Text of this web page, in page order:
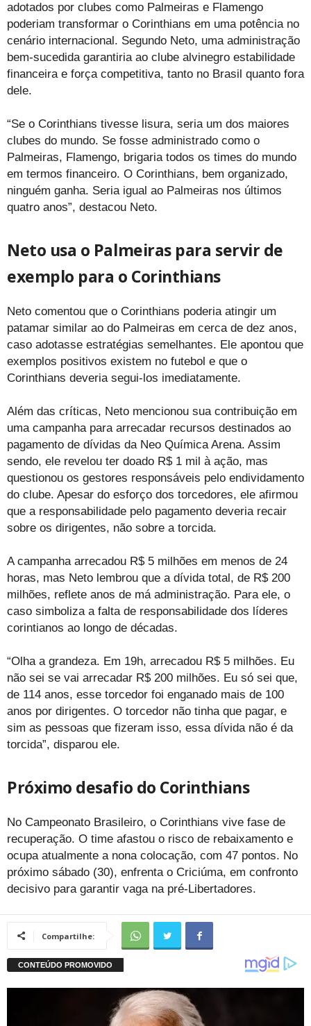
adotados por clubes como Palmeiras e Flamengo
poderiam transformar o Corinthians em uma potência no
cenário internacional. Segundo Neto, uma administração
bem-sucedida garantiria ao clube alvinegro estabilidade
financeira e força competitiva, tanto no Brasil quanto fora
dele.
“Se o Corinthians tivesse lisura, seria um dos maiores
clubes do mundo. Se fosse administrado como o
Palmeiras, Flamengo, brigaria todos os times do mundo
em termos financeiro. O Corinthians, bem organizado,
ninguém ganha. Seria igual ao Palmeiras nos últimos
quatro anos”, destacou Neto.
Neto usa o Palmeiras para servir de
exemplo para o Corinthians
Neto comentou que o Corinthians poderia atingir um
patamar similar ao do Palmeiras em cerca de dez anos,
caso adotasse estratégias semelhantes. Ele apontou que
exemplos positivos existem no futebol e que o
Corinthians deveria segui-los imediatamente.
Além das críticas, Neto mencionou sua contribuição em
uma campanha para arrecadar recursos destinados ao
pagamento de dívidas da Neo Química Arena. Assim
sendo, ele revelou ter doado R$ 1 mil à ação, mas
questionou os gestores responsáveis pelo endividamento
do clube. Apesar do esforço dos torcedores, ele afirmou
que a responsabilidade pelo pagamento deveria recair
sobre os dirigentes, não sobre a torcida.
A campanha arrecadou R$ 5 milhões em menos de 24
horas, mas Neto lembrou que a dívida total, de R$ 200
milhões, reflete anos de má administração. Para ele, o
caso simboliza a falta de responsabilidade dos líderes
corintianos ao longo de décadas.
“Olha a grandeza. Em 19h, arrecadou R$ 5 milhões. Eu
não sei se vai arrecadar R$ 200 milhões. Eu só sei que,
de 114 anos, esse torcedor foi enganado mais de 100
anos por dirigentes. O torcedor não tinha que pagar, e
sim as pessoas que fizeram isso, essa dívida não é da
torcida”, disparou ele.
Próximo desafio do Corinthians
No Campeonato Brasileiro, o Corinthians vive fase de
recuperação. O time afastou o risco de rebaixamento e
ocupa atualmente a nona colocação, com 47 pontos. No
próximo sábado (30), enfrenta o Criciúma, em confronto
decisivo para garantir vaga na pré-Libertadores.
Compartilhe: